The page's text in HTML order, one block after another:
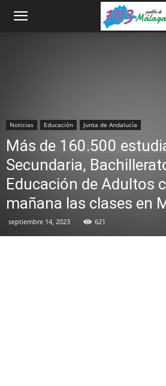
Noticias Educación Junta de Andalucía
Más de 160.500
Secundaria,
Educación de Adultos
mañana las clases en
septiembre 14, 2023 621